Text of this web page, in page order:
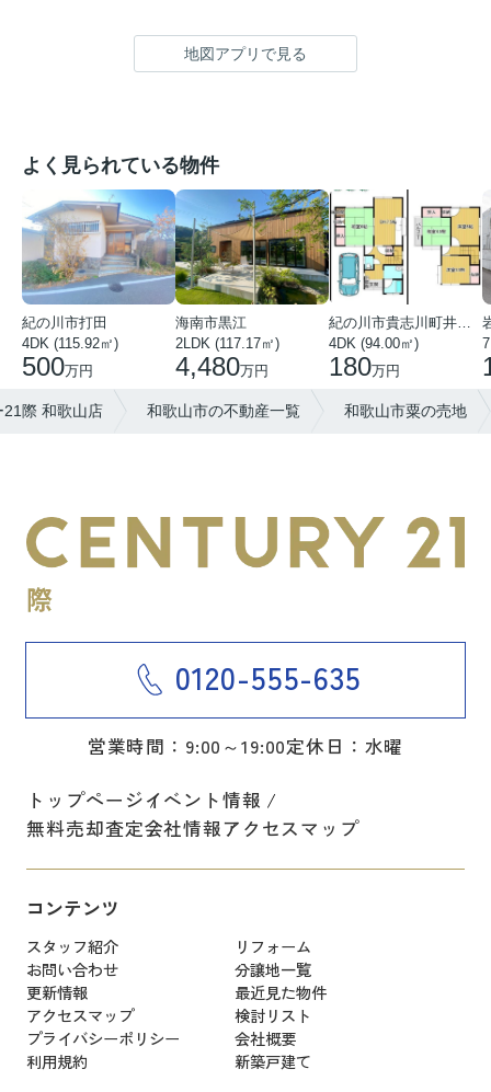
地図アプリで見る
よく見られている物件
紀の川市打田
4DK (115.92㎡)
500万円
海南市黒江
2LDK (117.17㎡)
4,480万円
紀の川市貴志川町井ノ口
4DK (94.00㎡)
180万円
際 和歌山店 和歌山市の不動産一覧 和歌山市粟の売地
0120-555-635
営業時間：9:00～19:00定休日：水曜
トップページイベント情報
無料売却査定会社情報アクセスマップ
コンテンツ
スタッフ紹介
リフォーム
お問い合わせ
分譲地一覧
更新情報
最近見た物件
アクセスマップ
検討リスト
プライバシーポリシー
会社概要
利用規約
新築戸建て